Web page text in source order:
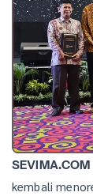
SEVIMA.COM
kembali